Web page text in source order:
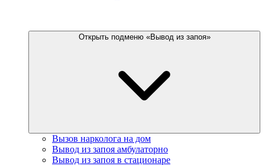
Открыть подменю «Вывод из запоя»
Вызов нарколога на дом
Вывод из запоя амбулаторно
Вывод из запоя в стационаре